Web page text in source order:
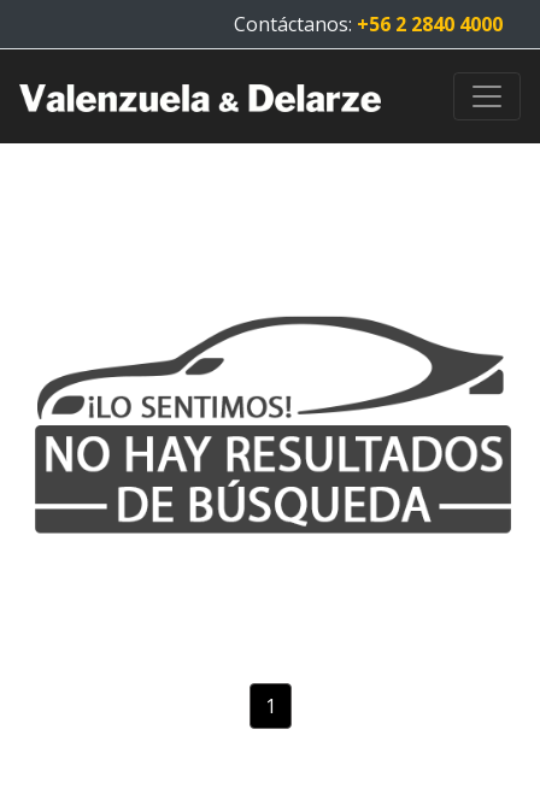
Contáctanos: +56 2 2840 4000
1